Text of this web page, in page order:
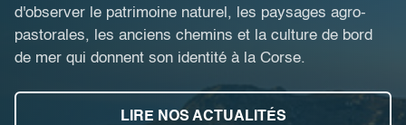
d'observer le patrimoine naturel, les paysages agro-
pastorales, les anciens chemins et la culture de bord
de mer qui donnent son identité à la Corse.
LIRE NOS ACTUALITÉS